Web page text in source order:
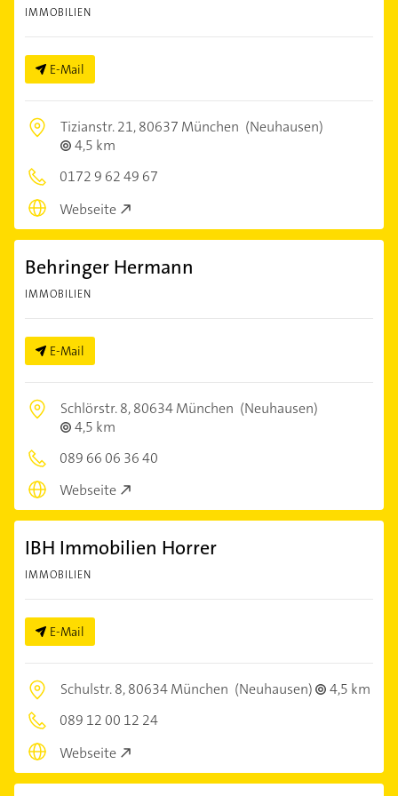
IMMOBILIEN
E-Mail
Tizianstr. 21,80637 München (Neuhausen)
4,5 km
0172 9 62 49 67
Webseite
Behringer Hermann
IMMOBILIEN
E-Mail
Schlörstr. 8,80634 München (Neuhausen)
4,5 km
089 66 06 36 40
Webseite
IBH Immobilien Horrer
IMMOBILIEN
E-Mail
Schulstr. 8,80634 München (Neuhausen)
4,5 km
089 12 00 12 24
Webseite